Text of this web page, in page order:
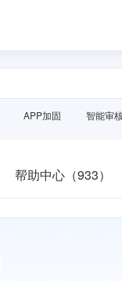
APP加固 智能审
帮助中心（933）